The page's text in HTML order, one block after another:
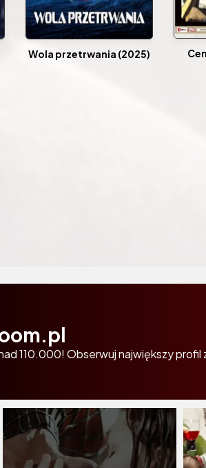
Wola przetrwania (2025)
110.000! Obserwuj największy